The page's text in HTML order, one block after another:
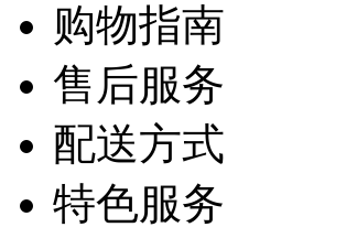
购物指南
售后服务
配送方式
特色服务